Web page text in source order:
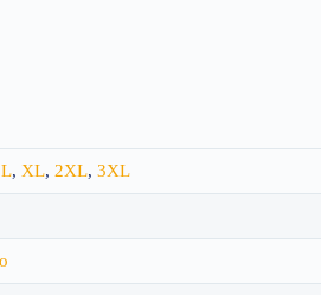
L, XL, 2XL, 3XL